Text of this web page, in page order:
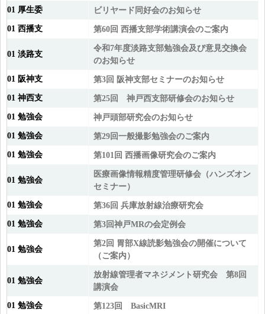
01 厚生委 ビリヤード同好会のお知らせ
01 西播支 第60回 西播支部学術講演会のご案内
01 淡路支
令和7年度淡路支部勉強会及び意見交換会
のお知らせ
01 阪神支 第3回 阪神支部セミナーのお知らせ
01 神西支 第25回 神戸西支部研修会のお知らせ
01 勉強会 神戸頭部研究会のお知らせ
01 勉強会 第29回一般撮影勉強会のご案内
01 勉強会 第101回 西播画像研究会のご案内
01 勉強会
医療画像情報精度管理研修会（ハンズオン
セミナー）
01 勉強会 第36回 兵庫放射線治療研究会
01 勉強会 第3回神戸MRの会定例会
01 勉強会
第2回 胃部X線読影勉強会の開催について
（ご案内）
01 勉強会
放射線管理者マネジメント研究会 第8回
講演会
01 勉強会 第123回 BasicMRI